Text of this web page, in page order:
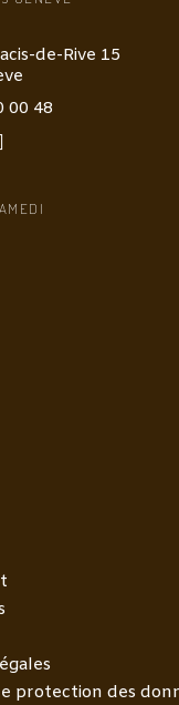
de-Rive 15
00 48
protection des